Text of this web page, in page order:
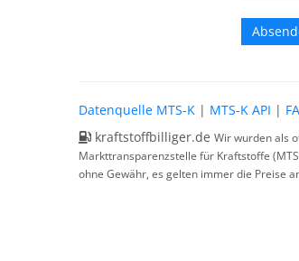
Datenquelle MTS-K | MTS-K API |
kraftstoffbilliger.de Wir wurden als
Markttransparenzstelle für Kraftstoffe
ohne Gewähr, es gelten immer die Preise